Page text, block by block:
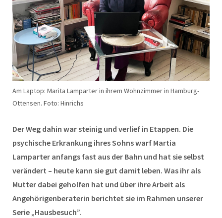
Am Laptop: Marita Lamparter in ihrem Wohnzimmer in Hamburg-
Ottensen. Foto: Hinrichs
Der Weg dahin war steinig und verlief in Etappen. Die
psychische Erkrankung ihres Sohns warf Martia
Lamparter anfangs fast aus der Bahn und hat sie selbst
verändert – heute kann sie gut damit leben. Was ihr als
Mutter dabei geholfen hat und über ihre Arbeit als
Angehörigenberaterin berichtet sie im Rahmen unserer
Serie „Hausbesuch”.